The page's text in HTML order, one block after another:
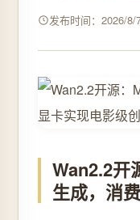
发布时间：2026/8/
Wan2.2开
生成，消